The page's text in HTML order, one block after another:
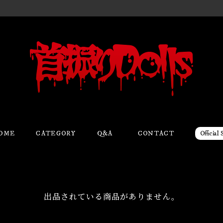
CATEGORY Q&A CONTACT Official
出品されている商品がありません。